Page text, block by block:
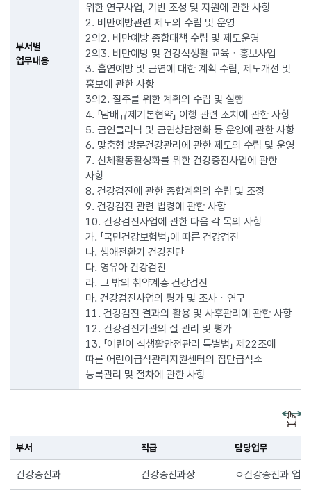
부서별
업무내용
위한 연구사업, 기반 조성 및 지원에 관한 사항
2. 비만예방관련 제도의 수립 및 운영
2의2. 비만예방 종합대책 수립 및 제도운영
2의3. 비만예방 및 건강식생활 교육ㆍ홍보사업
3. 흡연예방 및 금연에 대한 계획 수립, 제도개선 및
홍보에 관한 사항
3의2. 절주를 위한 계획의 수립 및 실행
4. 「담배규제기본협약」 이행 관련 조치에 관한 사항
5. 금연클리닉 및 금연상담전화 등 운영에 관한 사항
6. 맞춤형 방문건강관리에 관한 제도의 수립 및 운영
7. 신체활동활성화를 위한 건강증진사업에 관한
사항
8. 건강검진에 관한 종합계획의 수립 및 조정
9. 건강검진 관련 법령에 관한 사항
10. 건강검진사업에 관한 다음 각 목의 사항
가. 「국민건강보험법」에 따른 건강검진
나. 생애전환기 건강진단
다. 영유아 건강검진
라. 그 밖의 취약계층 건강검진
마. 건강검진사업의 평가 및 조사ㆍ연구
11. 건강검진 결과의 활용 및 사후관리에 관한 사항
12. 건강검진기관의 질 관리 및 평가
13. 「어린이 식생활안전관리 특별법」 제22조에
따른 어린이급식관리지원센터의 집단급식소
등록관리 및 절차에 관한 사항
부서 직급 담당업무
건강증진과 건강증진과장 ㅇ건강증진과 업